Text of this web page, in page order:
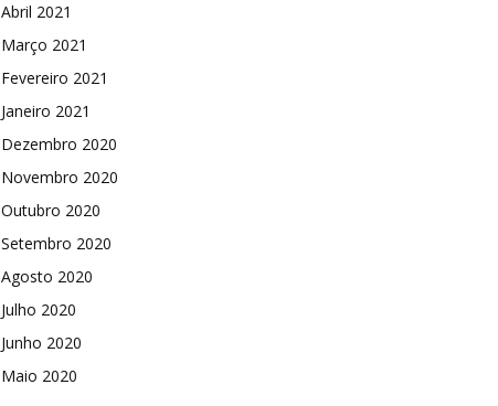
Abril 2021
Março 2021
Fevereiro 2021
Janeiro 2021
Dezembro 2020
Novembro 2020
Outubro 2020
Setembro 2020
Agosto 2020
Julho 2020
Junho 2020
Maio 2020